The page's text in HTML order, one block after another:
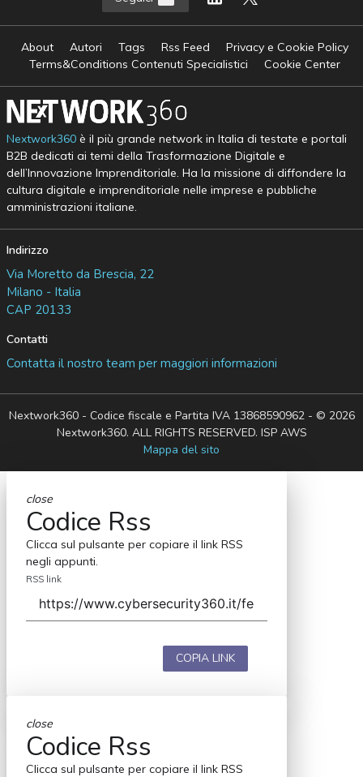
About Autori Tags Rss Feed
Privacy e Cookie Policy
Terms&Conditions Contenuti Specialistici
Cookie Center
Nextwork360è il più grande network in Italia di testate e portali
B2B dedicati ai temi della Trasformazione Digitale e
dell’Innovazione Imprenditoriale. Ha la missione di diffondere la
cultura digitale e imprenditoriale nelle imprese e pubbliche
amministrazioni italiane.
Indirizzo
Via Moretto da Brescia, 22
Milano - Italia
CAP 20133
Contatti
Contatta il nostro team per maggiori informazioni
Nextwork360 - Codice fiscale e Partita IVA 13868590962 - © 2026
Nextwork360. ALL RIGHTS RESERVED. ISP AWS
Mappa del sito
close
Codice Rss
Clicca sul pulsante per copiare il link RSS
negli appunti.
RSS link
COPIA LINK
close
Codice Rss
Clicca sul pulsante per copiare il link RSS